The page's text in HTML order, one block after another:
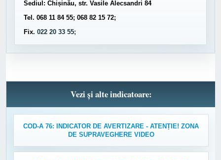
Sediul: Chișinău, str. Vasile Alecsandri 84
Tel. 068 11 84 55; 068 82 15 72;
Fix. 022 20 33 55;
Vezi și alte indicatoare:
COD-A 76: INDICATOR DE AVERTIZARE - ATENȚIE! ZONA
DE SUPRAVEGHERE VIDEO